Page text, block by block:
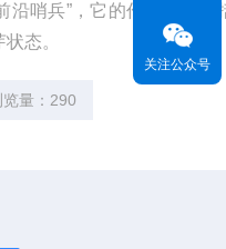
沿哨兵”，它的作用可以概
态。
览量：290
关注公众号